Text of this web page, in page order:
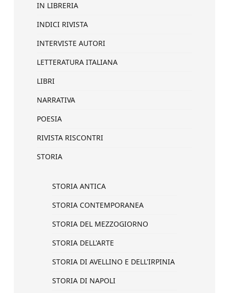
IN LIBRERIA
INDICI RIVISTA
INTERVISTE AUTORI
LETTERATURA ITALIANA
LIBRI
NARRATIVA
POESIA
RIVISTA RISCONTRI
STORIA
STORIA ANTICA
STORIA CONTEMPORANEA
STORIA DEL MEZZOGIORNO
STORIA DELL'ARTE
STORIA DI AVELLINO E DELL'IRPINIA
STORIA DI NAPOLI